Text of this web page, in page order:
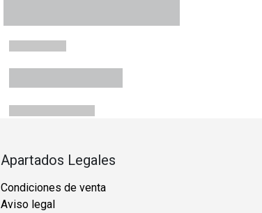
Apartados Legales
Condiciones de venta
Aviso legal